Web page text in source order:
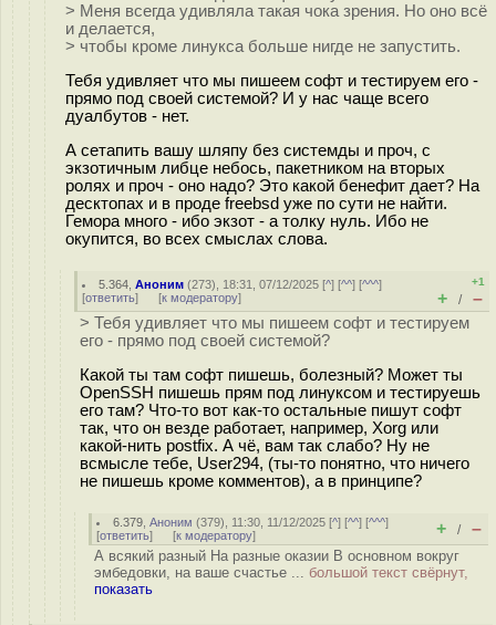
> Меня всегда удивляла такая чока зрения. Но оно всё
и делается,
> чтобы кроме линукса больше нигде не запустить.
Тебя удивляет что мы пишеем софт и тестируем его -
прямо под своей системой? И у нас чаще всего
дуалбутов - нет.
А сетапить вашу шляпу без системды и проч, с
экзотичным либце небось, пакетником на вторых
ролях и проч - оно надо? Это какой бенефит дает? На
десктопах и в проде freebsd уже по сути не найти.
Гемора много - ибо экзот - а толку нуль. Ибо не
окупится, во всех смыслах слова.
5.364 ,Аноним (273), 18:31, 07/12/2025 [^] [^^] [^^^]
[ответить] [к модератору]
+1
+ / –
> Тебя удивляет что мы пишеем софт и тестируем
его - прямо под своей системой?
Какой ты там софт пишешь, болезный? Может ты
OpenSSH пишешь прям под линуксом и тестируешь
его там? Что-то вот как-то остальные пишут софт
так, что он везде работает, например, Xorg или
какой-нить postfix. А чё, вам так слабо? Ну не
всмысле тебе, User294, (ты-то понятно, что ничего
не пишешь кроме комментов), а в принципе?
6.379 ,Аноним (379), 11:30, 11/12/2025 [^] [^^] [^^^]
[ответить] [к модератору] + / –
А всякий разный На разные оказии В основном вокруг
эмбедовки, на ваше счастье ... большой текст свёрнут,
показать